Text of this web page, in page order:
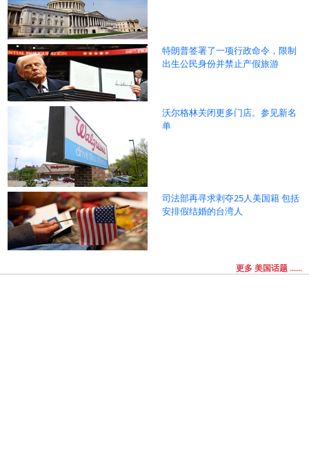
特朗普签署了一项行政命令，限制
出生公民身份并禁止产假旅游
沃尔格林关闭更多门店。参见新名
单
司法部再寻求剥夺25人美国籍 包括
安排假结婚的台湾人
更多 美国话题 ......